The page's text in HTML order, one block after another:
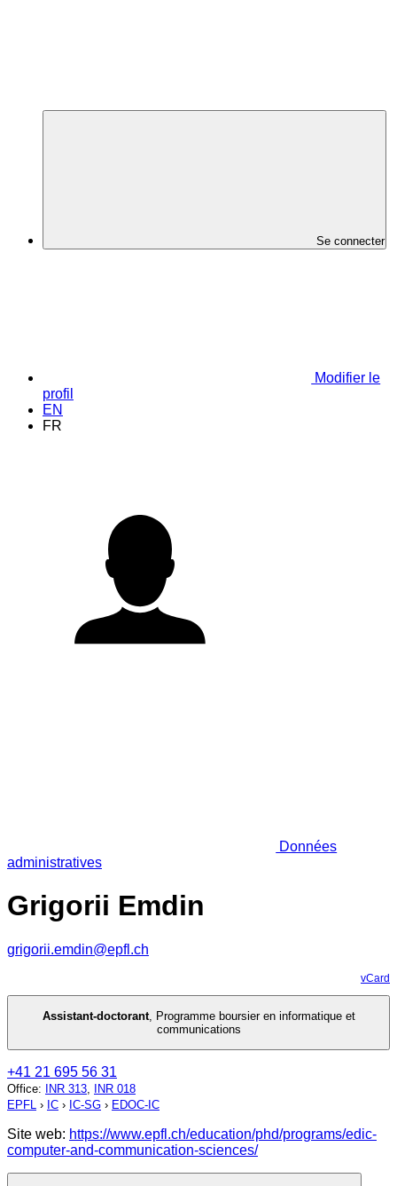
Se connecter
Modifier le
profil
EN
FR
Données
administratives
Grigorii Emdin
grigorii.emdin@epfl.ch
vCard
Assistant-doctorant, Programme boursier en informatique et
communications
+41 21 695 56 31
Office: INR 313,
INR 018
EPFL › IC › IC-SG › EDOC-IC
Site web: https://www.epfl.ch/education/phd/programs/edic-
computer-and-communication-sciences/